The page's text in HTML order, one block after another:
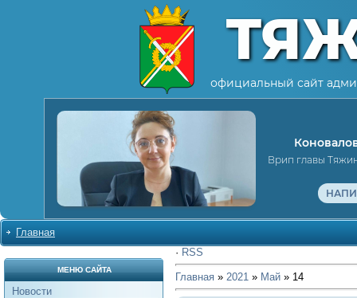
официальный сайт
Врип главы
Главная
МЕНЮ САЙТА
Новости
· RSS
Главная » 2021 » Май » 14